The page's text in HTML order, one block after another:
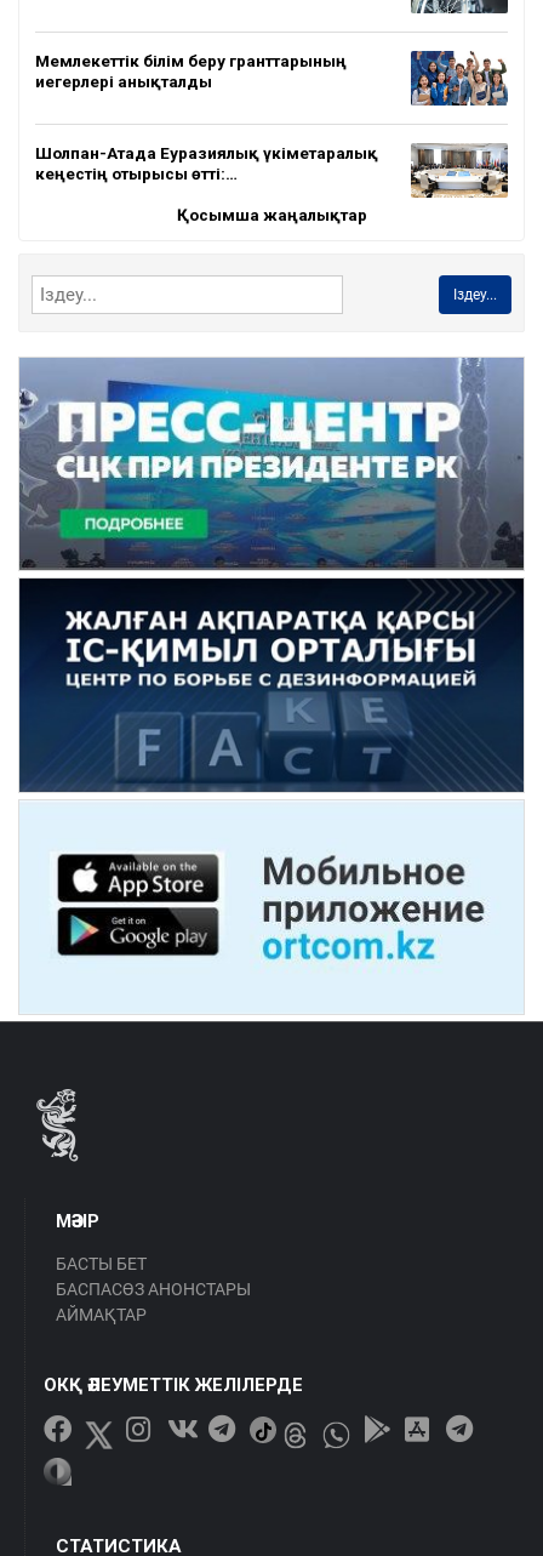
Мемлекеттік білім беру гранттарының
иегерлері анықталды
Шолпан-Атада Еуразиялық үкіметаралық
кеңестің отырысы өтті:…
Қосымша жаңалықтар
Іздеу...
МӘЗІР
БАСТЫ БЕТ
БАСПАСӨЗ АНОНСТАРЫ
АЙМАҚТАР
ОКҚ ӘЛЕУМЕТТІК ЖЕЛІЛЕРДЕ
СТАТИСТИКА